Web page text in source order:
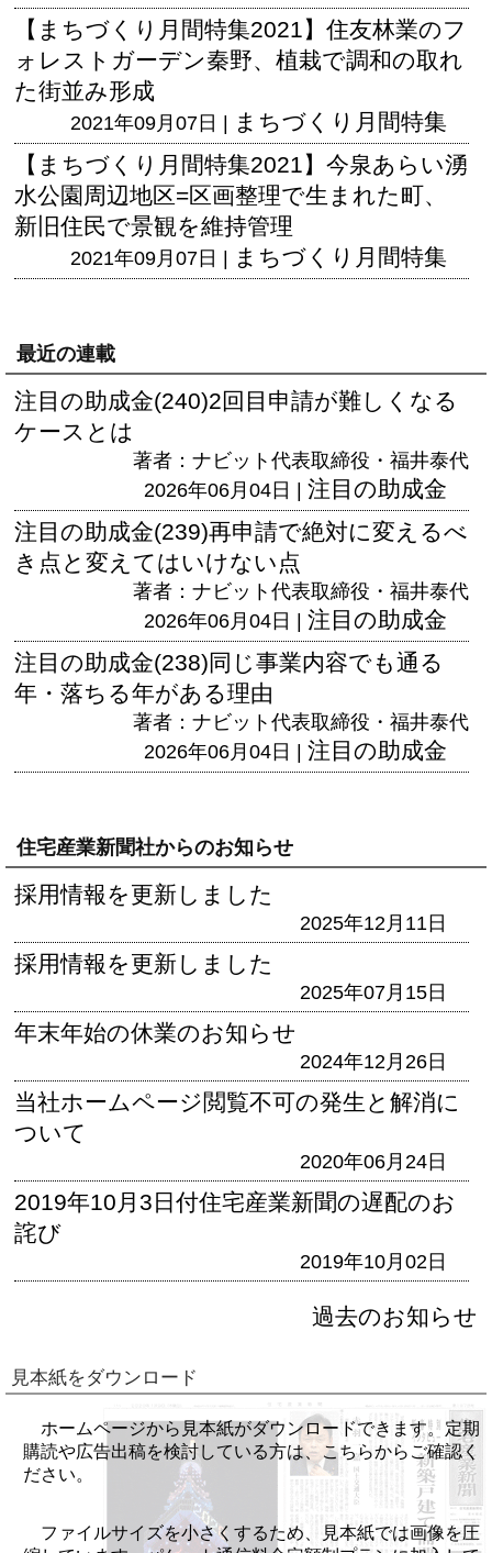
【まちづくり月間特集2021】住友林業のフ
ォレストガーデン秦野、植栽で調和の取れ
た街並み形成
2021年09月07日 | まちづくり月間特集
【まちづくり月間特集2021】今泉あらい湧
水公園周辺地区=区画整理で生まれた町、
新旧住民で景観を維持管理
2021年09月07日 | まちづくり月間特集
最近の連載
注目の助成金(240)2回目申請が難しくなる
ケースとは
著者：ナビット代表取締役・福井泰代
2026年06月04日 | 注目の助成金
注目の助成金(239)再申請で絶対に変えるべ
き点と変えてはいけない点
著者：ナビット代表取締役・福井泰代
2026年06月04日 | 注目の助成金
注目の助成金(238)同じ事業内容でも通る
年・落ちる年がある理由
著者：ナビット代表取締役・福井泰代
2026年06月04日 | 注目の助成金
住宅産業新聞社からのお知らせ
採用情報を更新しました
2025年12月11日
採用情報を更新しました
2025年07月15日
年末年始の休業のお知らせ
2024年12月26日
当社ホームページ閲覧不可の発生と解消に
ついて
2020年06月24日
2019年10月3日付住宅産業新聞の遅配のお
詫び
2019年10月02日
過去のお知らせ
見本紙をダウンロード
ホームページから見本紙がダウンロードできます。定期
購読や広告出稿を検討している方は、こちらからご確認く
ださい。
ファイルサイズを小さくするため、見本紙では画像を圧